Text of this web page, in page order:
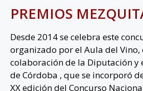
PREMIOS
Desde 2014 se celebra este
organizado por el Aula del Vino,
colaboración de la Diputación y
de Córdoba , que se incorporó
XX edición del Concurso